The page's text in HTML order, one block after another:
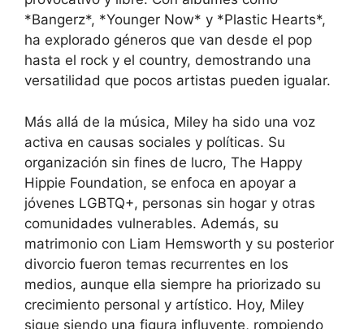
*Bangerz*, *Younger Now* y *Plastic Hearts*,
ha explorado géneros que van desde el pop
hasta el rock y el country, demostrando una
versatilidad que pocos artistas pueden igualar.
Más allá de la música, Miley ha sido una voz
activa en causas sociales y políticas. Su
organización sin fines de lucro, The Happy
Hippie Foundation, se enfoca en apoyar a
jóvenes LGBTQ+, personas sin hogar y otras
comunidades vulnerables. Además, su
matrimonio con Liam Hemsworth y su posterior
divorcio fueron temas recurrentes en los
medios, aunque ella siempre ha priorizado su
crecimiento personal y artístico. Hoy, Miley
sigue siendo una figura influyente, rompiendo